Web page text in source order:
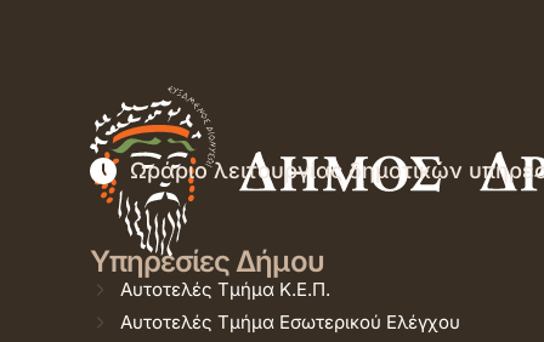
Ωράριο λειτουργίας δημοτικών
Υπηρεσίες Δήμου
Αυτοτελές Τμήμα Κ.Ε.Π.
Αυτοτελές Τμήμα Εσωτερικού Ελέγχου